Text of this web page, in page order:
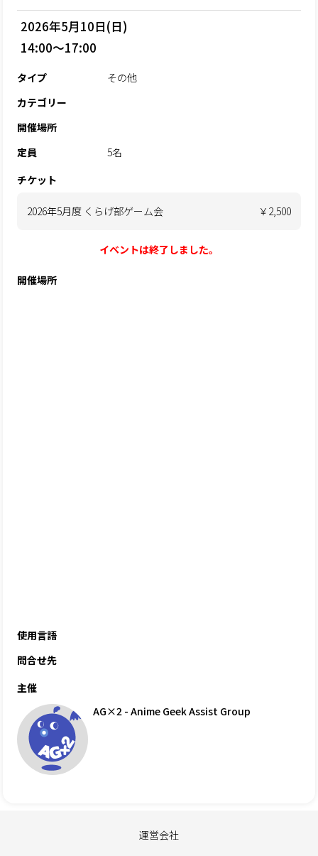
2026年5月10日(日)
14:00～17:00
タイプ
その他
カテゴリー
開催場所
定員
5名
チケット
2026年5月度 くらげ部ゲーム会 ￥2,500
イベントは終了しました。
開催場所
使用言語
問合せ先
主催
AG×2 - Anime Geek Assist Group
運営会社